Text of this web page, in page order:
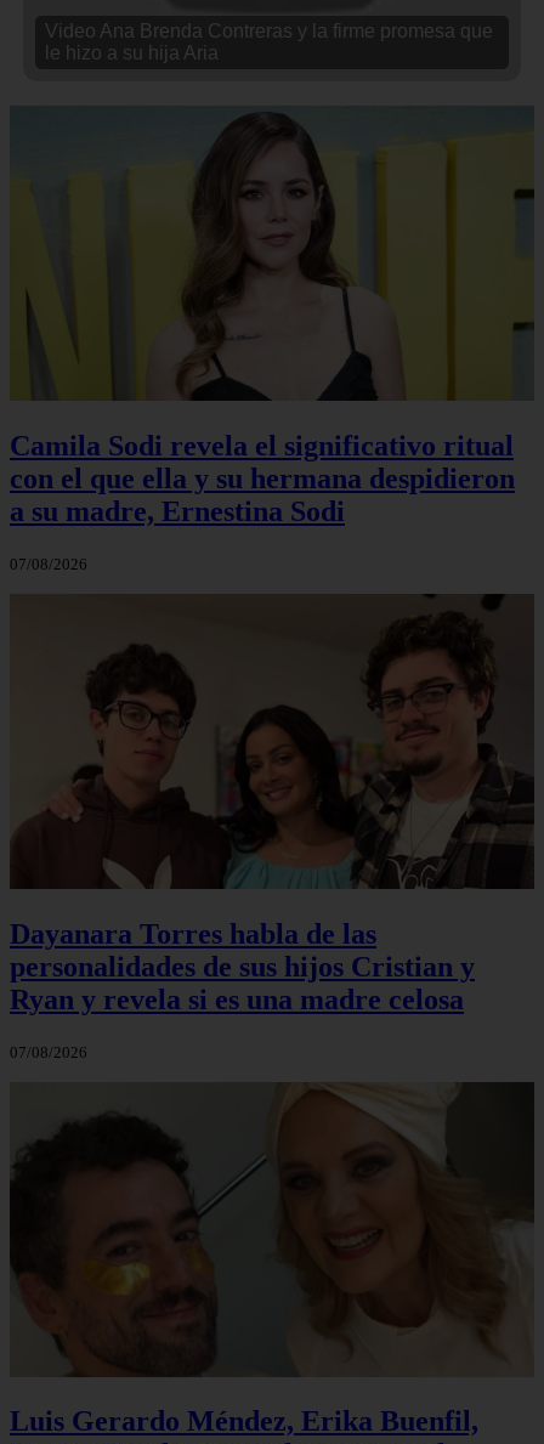
Video Ana Brenda Contreras y la firme promesa que
le hizo a su hija Aria
Camila Sodi revela el significativo ritual
con el que ella y su hermana despidieron
a su madre, Ernestina Sodi
07/08/2026
Dayanara Torres habla de las
personalidades de sus hijos Cristian y
Ryan y revela si es una madre celosa
07/08/2026
Luis Gerardo Méndez, Erika Buenfil,